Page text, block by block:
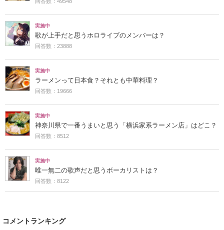
実施中
歌が上手だと思うホロライブのメンバーは？
回答数：23888
実施中
ラーメンって日本食？それとも中華料理？
回答数：19666
実施中
神奈川県で一番うまいと思う「横浜家系ラーメン店」はどこ？
回答数：8512
実施中
唯一無二の歌声だと思うボーカリストは？
回答数：8122
コメントランキング